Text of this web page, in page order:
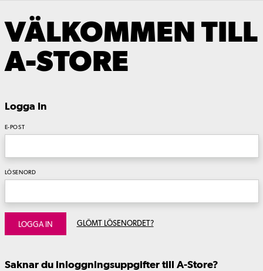
VÄLKOMMEN TILL
A-STORE
Logga In
E-POST
LÖSENORD
LOGGA IN GLÖMT LÖSENORDET?
Saknar du inloggningsuppgifter till A-Store?